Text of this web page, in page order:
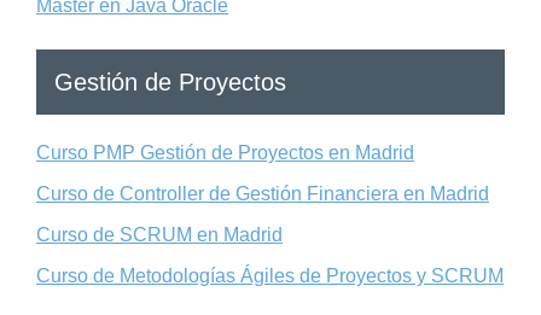
Master en Java Oracle
Gestión de Proyectos
Curso PMP Gestión de Proyectos en Madrid
Curso de Controller de Gestión Financiera en Madrid
Curso de SCRUM en Madrid
Curso de Metodologías Ágiles de Proyectos y SCRUM